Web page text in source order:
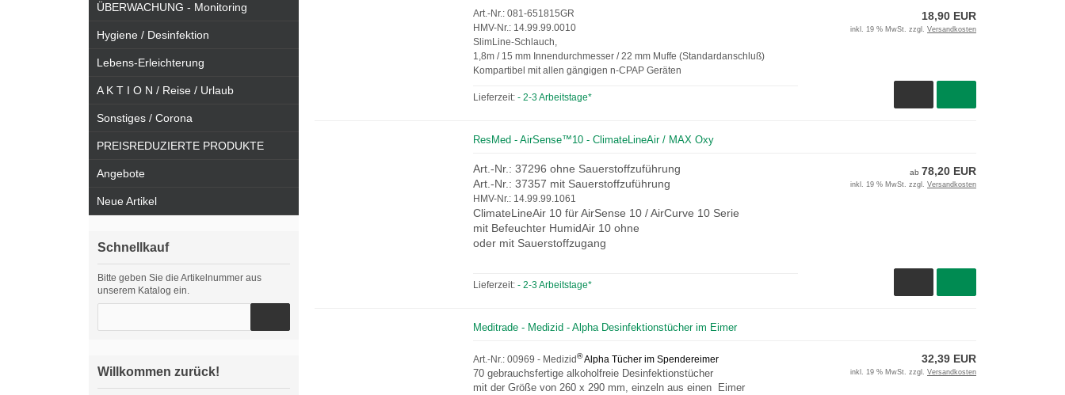
Art.-Nr.: 081-651815GR
HMV-Nr.: 14.99.99.0010
SlimLine-Schlauch,
1,8m / 15 mm Innendurchmesser / 22 mm Muffe (Standardanschluß)
Kompartibel mit allen gängigen n-CPAP Geräten
Lieferzeit:- 2-3 Arbeitstage*
18,90 EUR
inkl. 19 % MwSt. zzgl. Versandkosten
ResMed - AirSense™10 - ClimateLineAir / MAX Oxy
Art.-Nr.: 37296 ohne Sauerstoffzuführung
Art.-Nr.: 37357 mit Sauerstoffzuführung
HMV-Nr.: 14.99.99.1061
ClimateLineAir 10 für AirSense 10 / AirCurve 10 Serie
mit Befeuchter HumidAir 10 ohne
oder mit Sauerstoffzugang
Lieferzeit:- 2-3 Arbeitstage*
ab 78,20 EUR
inkl. 19 % MwSt. zzgl. Versandkosten
Meditrade - Medizid - Alpha Desinfektionstücher im Eimer
Art.-Nr.: 00969 - Medizid®Alpha Tücher im Spendereimer
70 gebrauchsfertige alkoholfreie Desinfektionstücher
mit der Größe von 260 x 290 mm, einzeln aus einen Eimer
32,39 EUR
inkl. 19 % MwSt. zzgl. Versandkosten
ÜBERWACHUNG - Monitoring
Hygiene / Desinfektion
Lebens-Erleichterung
A K T I O N / Reise / Urlaub
Sonstiges / Corona
PREISREDUZIERTE PRODUKTE
Angebote
Neue Artikel
Schnellkauf
Bitte geben Sie die Artikelnummer aus
unserem Katalog ein.
Willkommen zurück!